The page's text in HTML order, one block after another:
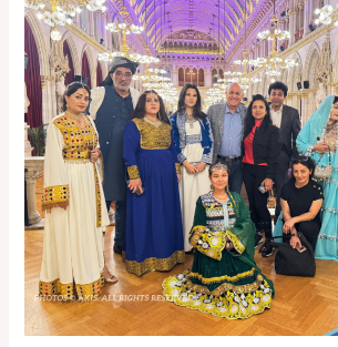
Voice
from
Afghanistan
Echoes
Through
Vienna’s
Rathaus